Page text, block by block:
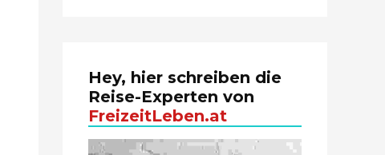
Hey, hier schreiben die
Reise-Experten von
FreizeitLeben.at